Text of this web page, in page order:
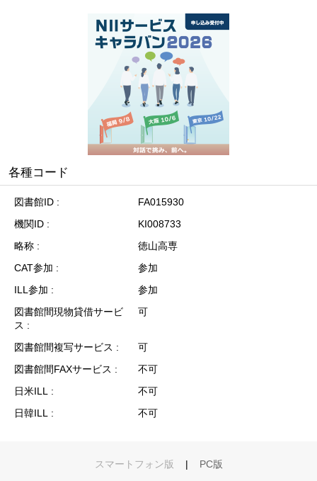
各種コード
図書館ID
FA015930
機関ID
KI008733
略称
徳山高専
CAT参加
参加
ILL参加
参加
図書館間現物貸借サービ
ス
可
図書館間複写サービス
可
図書館間FAXサービス
不可
日米ILL
不可
日韓ILL
不可
スマートフォン版 | PC版